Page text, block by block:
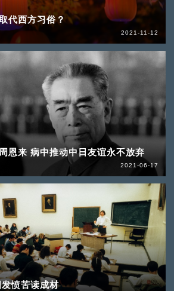
代西方习俗？
2021-11-12
恩来 病中推动中日友谊永不放弃
2021-06-17
愤苦读成材